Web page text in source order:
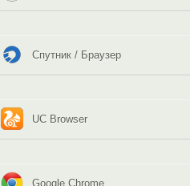
Спутник / Браузер
UC Browser
Google Chrome